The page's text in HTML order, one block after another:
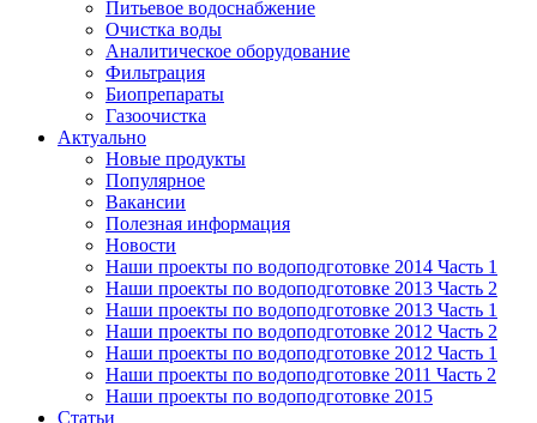
Питьевое водоснабжение
Очистка воды
Аналитическое оборудование
Фильтрация
Биопрепараты
Газоочистка
Актуально
Новые продукты
Популярное
Вакансии
Полезная информация
Новости
Наши проекты по водоподготовке 2014 Часть 1
Наши проекты по водоподготовке 2013 Часть 2
Наши проекты по водоподготовке 2013 Часть 1
Наши проекты по водоподготовке 2012 Часть 2
Наши проекты по водоподготовке 2012 Часть 1
Наши проекты по водоподготовке 2011 Часть 2
Наши проекты по водоподготовке 2015
Статьи